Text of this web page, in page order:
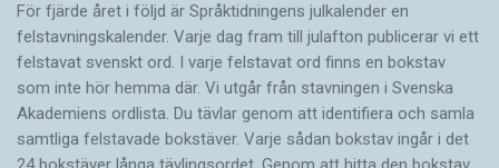
För fjärde året i följd är Språktidningens julkalender en
felstavningskalender. Varje dag fram till julafton publicerar vi ett
felstavat svenskt ord. I varje felstavat ord finns en bokstav
som inte hör hemma där. Vi utgår från stavningen i Svenska
Akademiens ordlista. Du tävlar genom att identifiera och samla
samtliga felstavade bokstäver. Varje sådan bokstav ingår i det